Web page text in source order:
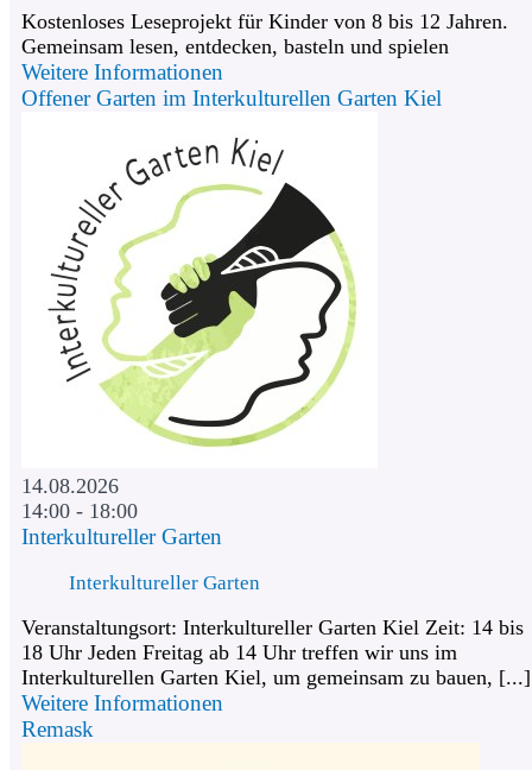
Kostenloses Leseprojekt für Kinder von 8 bis 12 Jahren.
Gemeinsam lesen, entdecken, basteln und spielen
Weitere Informationen
Offener Garten im Interkulturellen Garten Kiel
14.08.2026
14:00 - 18:00
Interkultureller Garten
Interkultureller Garten
Veranstaltungsort: Interkultureller Garten Kiel Zeit: 14 bis
18 Uhr Jeden Freitag ab 14 Uhr treffen wir uns im
Interkulturellen Garten Kiel, um gemeinsam zu bauen, [...]
Weitere Informationen
Remask